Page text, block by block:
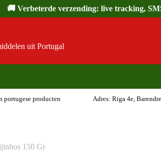
🚚 Verbeterde verzending: live tracking,
uit Portugal
portugese producten Adres: Riga 4e,
150 Gr